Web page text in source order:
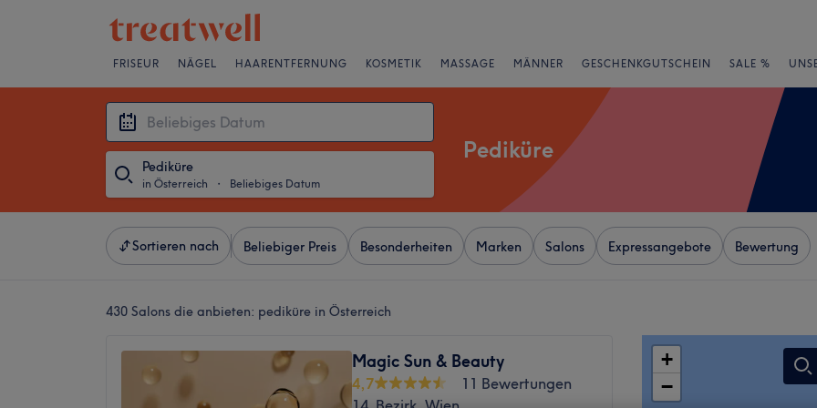
FRISEUR NÄGEL HAARENTFERNUNG KOSMETIK MASSAGE MÄNNER GESCHENKGUTSCHEIN SALE %
Pediküre
in Österreich ・ Beliebiges Datum
Pediküre
Sortieren nach Beliebiger Preis Besonderheiten Marken Salons Expressangebote Bewertung
430 Salons die anbieten: pediküre in Österreich
Magic Sun & Beauty
4,7
11 Bewertungen
+
−